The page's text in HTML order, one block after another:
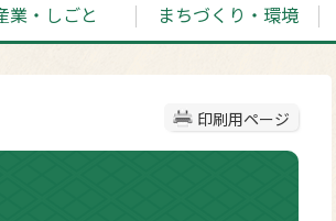
業・しごと まちづくり・環境
印刷用ページ